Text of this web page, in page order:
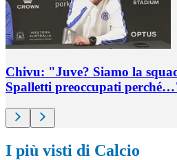
Chivu: "Juve? Siamo la
Spalletti preoccupati
I più visti di Calcio